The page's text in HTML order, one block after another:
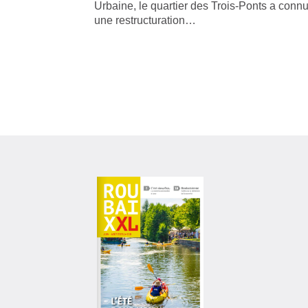
Urbaine, le quartier des Trois-Ponts a connu
une restructuration…